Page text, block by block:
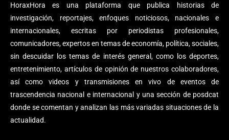
HoraxHora es una plataforma que publica historias de
investigación, reportajes, enfoques noticiosos, nacionales e
internacionales, escritas por periodistas profesionales,
comunicadores, expertos en temas de economía, política, sociales,
sin descuidar los temas de interés general, como los deportes,
entretenimiento, artículos de opinión de nuestros colaboradores,
así como videos y transmisiones en vivo de eventos de
trascendencia nacional e internacional y una sección de posdcat
donde se comentan y analizan las más variadas situaciones de la
actualidad.